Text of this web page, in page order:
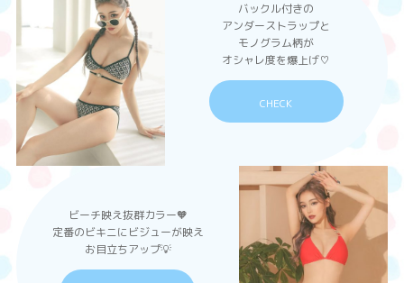
バックル付きの
アンダーストラップと
モノグラム柄が
オシャレ度を爆上げ♡
CHECK
ビーチ映え抜群カラー🧡
定番のビキニにビジューが映え
お目立ちアップ💡